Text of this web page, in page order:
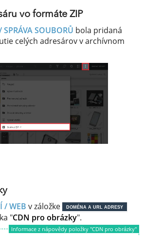
vo formáte ZIP
SPRÁVA SOUBORŮ bola pridaná
celých adresárov v archívnom
/ WEB v záložke DOMÉNA A URL ADRESY
"CDN pro obrázky".
Informace z nápovědy položky "CDN pro obrázky"